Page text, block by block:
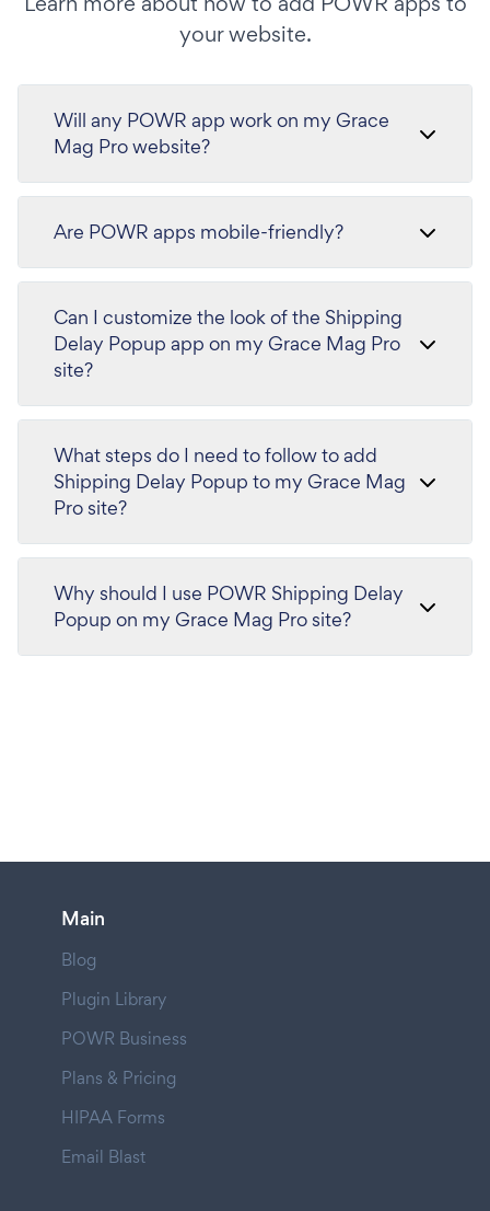
your website.
Will any POWR app work on my Grace
Mag Pro website?
Are POWR apps mobile-friendly?
Can I customize the look of the Shipping
Delay Popup app on my Grace Mag Pro
site?
What steps do I need to follow to add
Shipping Delay Popup to my Grace Mag
Pro site?
Why should I use POWR Shipping Delay
Popup on my Grace Mag Pro site?
Main
Blog
Plugin Library
POWR Business
Plans & Pricing
HIPAA Forms
Email Blast